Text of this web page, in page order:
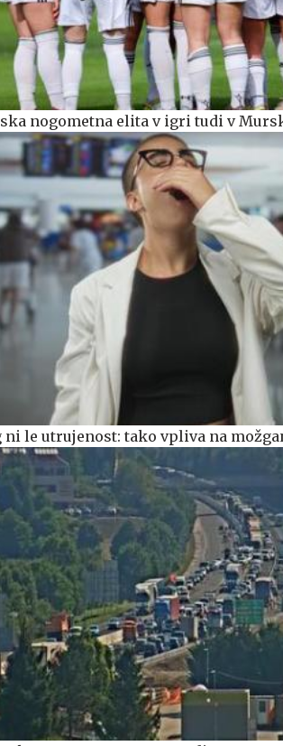
nogometna elita v igri tudi v
ni le utrujenost: tako vpliva na